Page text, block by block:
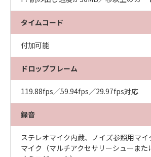
タイムコード
付加可能
ドロップフレーム
119.88fps／59.94fps／29.97fps対応
録音
ステレオマイク内蔵、ノイズ参照用マイ
マイク（マルチアクセサリーシューま